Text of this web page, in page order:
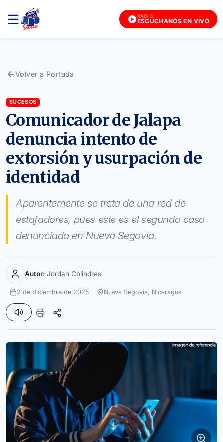
RADIO
ESCÚCHANOS EN VIVO
Volver a Portada
SUCESOS
Comunicador de Jalapa
denuncia intento de
extorsión y usurpación de
identidad
Aparentemente se trata de una red de
estafadores, pues este es el segundo caso
denunciado en Nueva Segovia.
Autor: Jordan Colindres
2 de diciembre de 2025 Nueva Segovia, Nicaragua